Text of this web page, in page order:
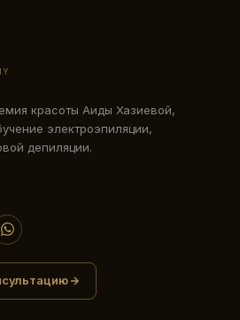
красоты Аиды Хазиевой,
электроэпиляции,
депиляции.